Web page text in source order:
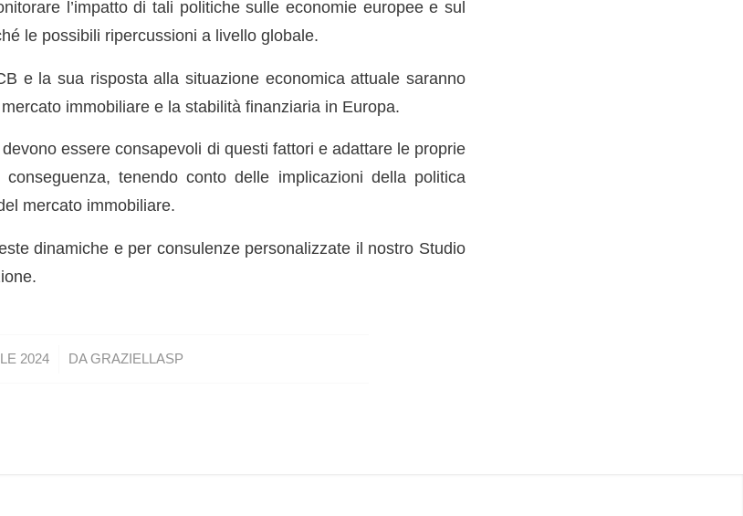
l’impatto di tali politiche sulle economie europee e sul
le possibili ripercussioni a livello globale.
e la sua risposta alla situazione economica attuale saranno
immobiliare e la stabilità finanziaria in Europa.
essere consapevoli di questi fattori e adattare le proprie
tenendo conto delle implicazioni della politica
mercato immobiliare.
dinamiche e per consulenze personalizzate il nostro Studio
2024
/ DAGRAZIELLASP